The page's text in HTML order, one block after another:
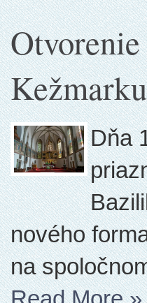
Kežmarku
Dňa
nového
na